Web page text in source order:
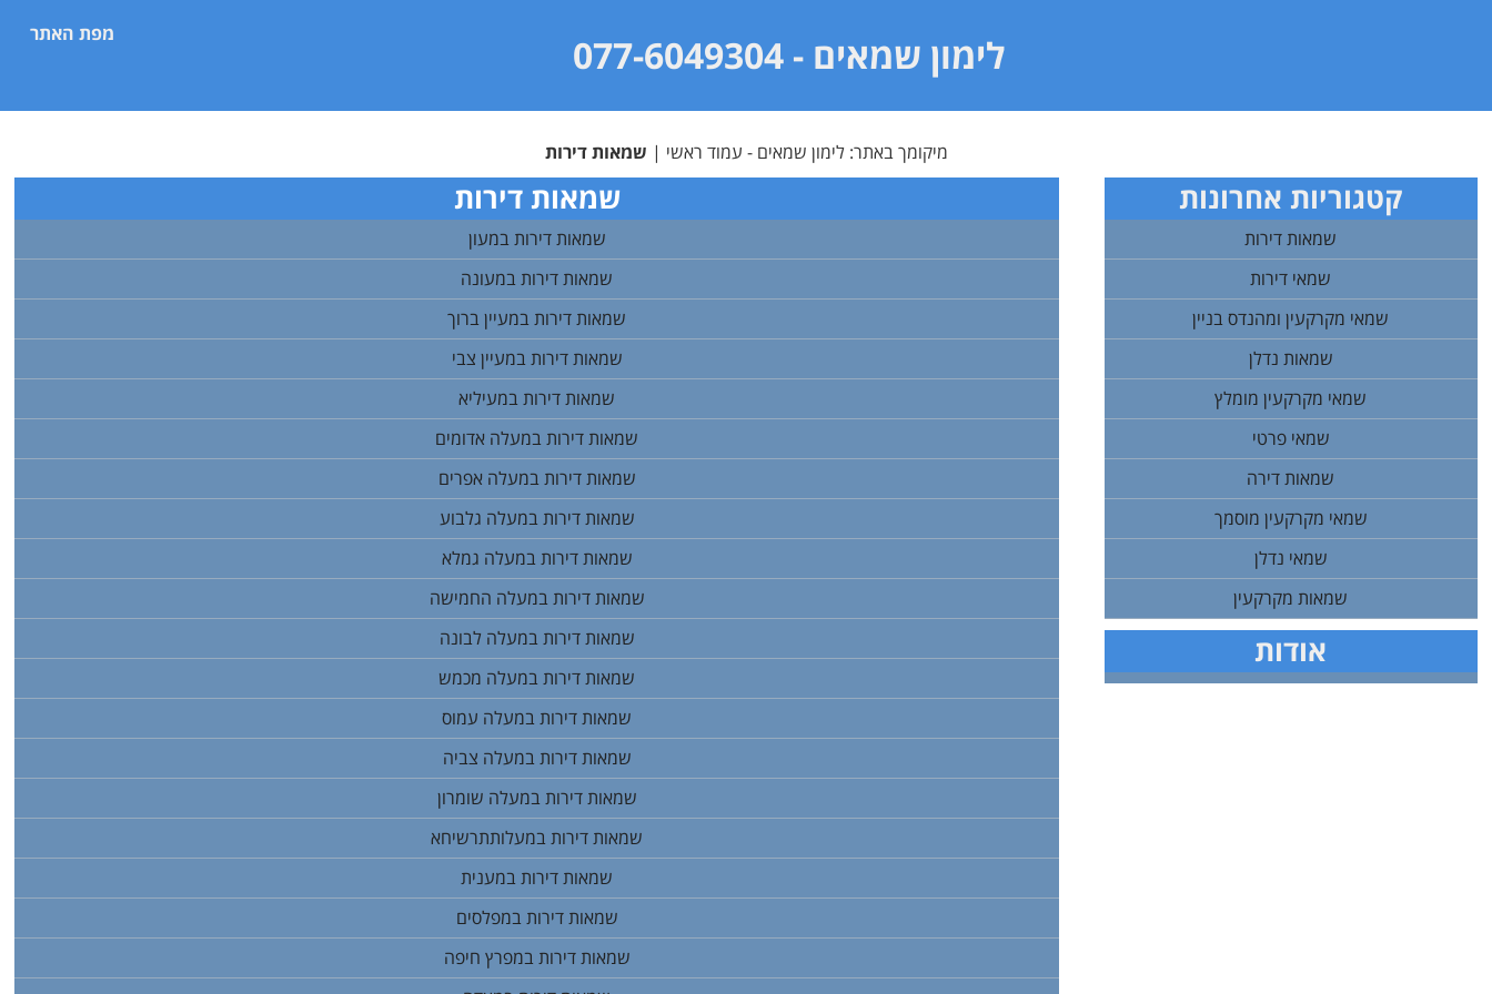
מפת האתר לימון שמאים - 077-6049304
מיקומך באתר:לימון שמאים - עמוד ראשי | שמאות דירות
שמאות דירות
שמאות דירות במעון
שמאות דירות במעונה
שמאות דירות במעיין ברוך
שמאות דירות במעיין צבי
שמאות דירות במעיליא
שמאות דירות במעלה אדומים
שמאות דירות במעלה אפרים
שמאות דירות במעלה גלבוע
שמאות דירות במעלה גמלא
שמאות דירות במעלה החמישה
שמאות דירות במעלה לבונה
שמאות דירות במעלה מכמש
שמאות דירות במעלה עמוס
שמאות דירות במעלה צביה
שמאות דירות במעלה שומרון
שמאות דירות במעלותתרשיחא
שמאות דירות במענית
שמאות דירות במפלסים
שמאות דירות במפרץ חיפה
קטגוריות אחרונות
שמאות דירות
שמאי דירות
שמאי מקרקעין ומהנדס בניין
שמאות נדלן
שמאי מקרקעין מומלץ
שמאי פרטי
שמאות דירה
שמאי מקרקעין מוסמך
שמאי נדלן
שמאות מקרקעין
אודות